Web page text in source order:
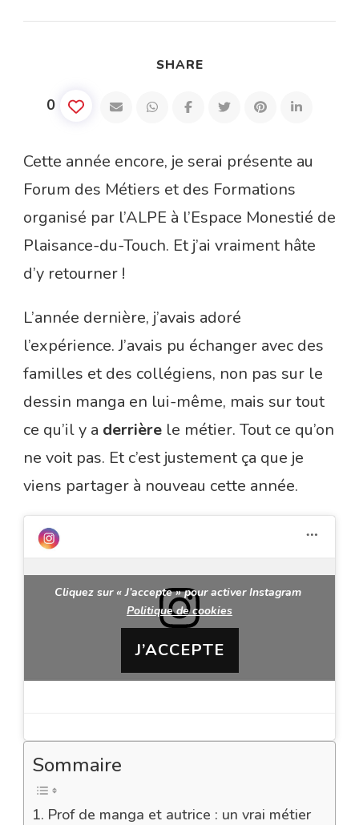
SHARE
0
Cette année encore, je serai présente au
Forum des Métiers et des Formations
organisé par l’ALPE à l’Espace Monestié de
Plaisance-du-Touch. Et j’ai vraiment hâte
d’y retourner !
L’année dernière, j’avais adoré
l’expérience. J’avais pu échanger avec des
familles et des collégiens, non pas sur le
dessin manga en lui-même, mais sur tout
ce qu’il y a derrière le métier. Tout ce qu’on
ne voit pas. Et c’est justement ça que je
viens partager à nouveau cette année.
Cliquez sur « J’accepte » pour activer Instagram
Politique de cookies
J’ACCEPTE
Sommaire
Prof de manga et autrice : un vrai métier